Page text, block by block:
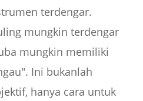
terdengar.
mungkin terdengar
mungkin memiliki
Ini bukanlah
hanya cara untuk